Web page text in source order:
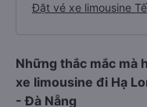
Đặt vé xe limousine
Những thắc mắc mà
xe limousine đi Hạ
- Đà Nẵng